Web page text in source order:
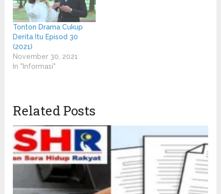
Tonton Drama Cukup
Derita Itu Episod 30
(2021)
November 30, 2021
In "Informasi"
Related Posts